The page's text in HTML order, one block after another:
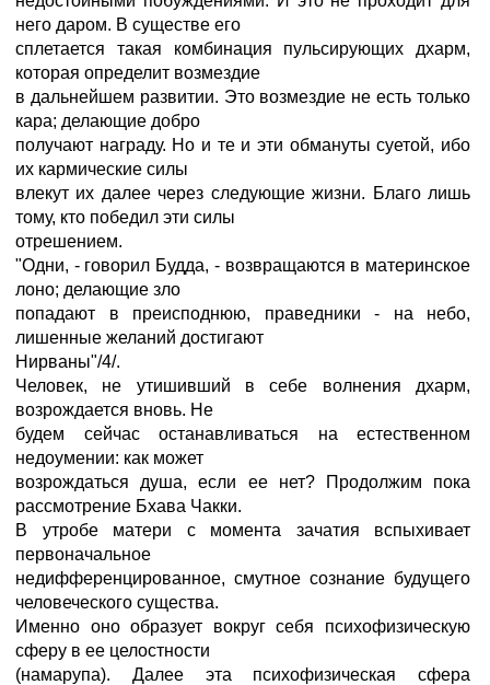
него даром. В существе его
сплетается такая комбинация пульсирующих дхарм,
которая определит возмездие
в дальнейшем развитии. Это возмездие не есть только
кара; делающие добро
получают награду. Но и те и эти обмануты суетой, ибо
их кармические силы
влекут их далее через следующие жизни. Благо лишь
тому, кто победил эти силы
отрешением.
"Одни, - говорил Будда, - возвращаются в материнское
лоно; делающие зло
попадают в преисподнюю, праведники - на небо,
лишенные желаний достигают
Нирваны"/4/.
Человек, не утишивший в себе волнения дхарм,
возрождается вновь. Не
будем сейчас останавливаться на естественном
недоумении: как может
возрождаться душа, если ее нет? Продолжим пока
рассмотрение Бхава Чакки.
В утробе матери с момента зачатия вспыхивает
первоначальное
недифференцированное, смутное сознание будущего
человеческого существа.
Именно оно образует вокруг себя психофизическую
сферу в ее целостности
(намарупа). Далее эта психофизическая сфера